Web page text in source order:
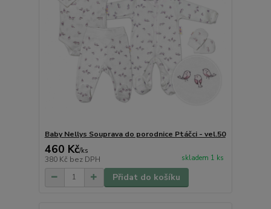
Baby Nellys Souprava do porodnice Ptáčci - vel.50
460 Kč/ks
380 Kč bez DPH skladem 1 ks
Přidat do košíku